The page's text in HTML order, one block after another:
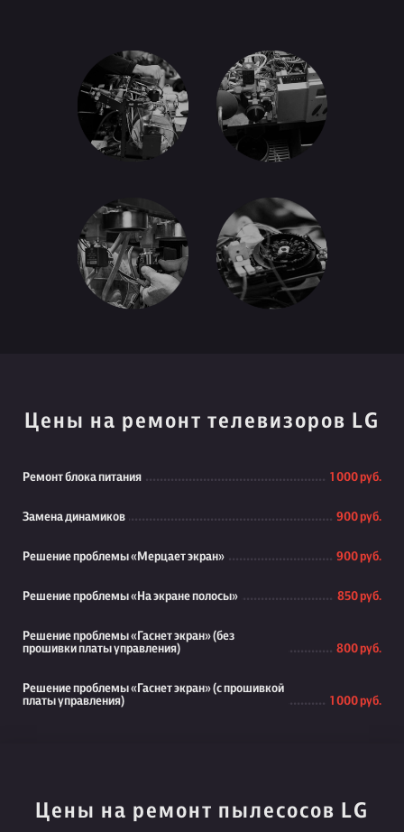
Цены на ремонт телевизоров LG
Ремонт блока питания 1 000 руб.
Замена динамиков 900 руб.
Решение проблемы «Мерцает экран» 900 руб.
Решение проблемы «На экране полосы» 850 руб.
Решение проблемы «Гаснет экран» (без
прошивки платы управления)
800 руб.
Решение проблемы «Гаснет экран» (с прошивкой
платы управления)
1 000 руб.
Цены на ремонт пылесосов LG